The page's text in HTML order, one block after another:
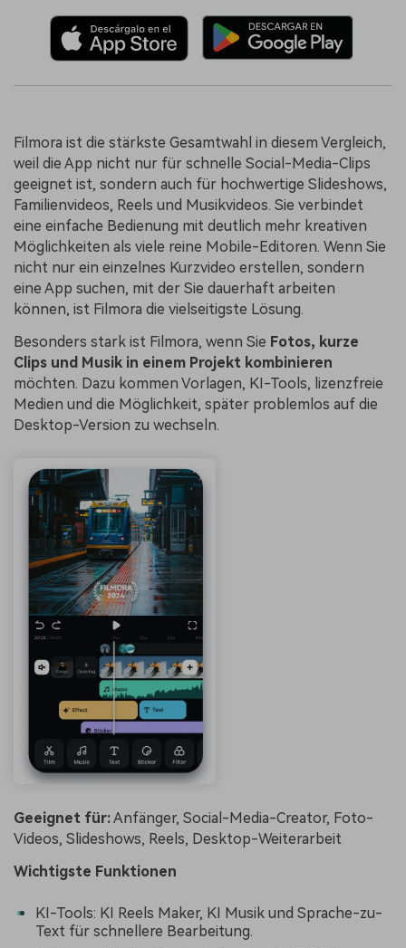
Filmora ist die stärkste Gesamtwahl in diesem Vergleich,
weil die App nicht nur für schnelle Social-Media-Clips
geeignet ist, sondern auch für hochwertige Slideshows,
Familienvideos, Reels und Musikvideos. Sie verbindet
eine einfache Bedienung mit deutlich mehr kreativen
Möglichkeiten als viele reine Mobile-Editoren. Wenn Sie
nicht nur ein einzelnes Kurzvideo erstellen, sondern
eine App suchen, mit der Sie dauerhaft arbeiten
können, ist Filmora die vielseitigste Lösung.
Besonders stark ist Filmora, wenn Sie Fotos, kurze
Clips und Musik in einem Projekt kombinieren
möchten. Dazu kommen Vorlagen, KI-Tools, lizenzfreie
Medien und die Möglichkeit, später problemlos auf die
Desktop-Version zu wechseln.
Geeignet für:Anfänger, Social-Media-Creator, Foto-
Videos, Slideshows, Reels, Desktop-Weiterarbeit
Wichtigste Funktionen
KI-Tools: KI Reels Maker, KI Musik und Sprache-zu-
Text für schnellere Bearbeitung.